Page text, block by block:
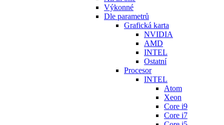
Výkonné
Dle parametrů
Grafická karta
NVIDIA
AMD
INTEL
Ostatní
Procesor
INTEL
Atom
Xeon
Core i9
Core i7